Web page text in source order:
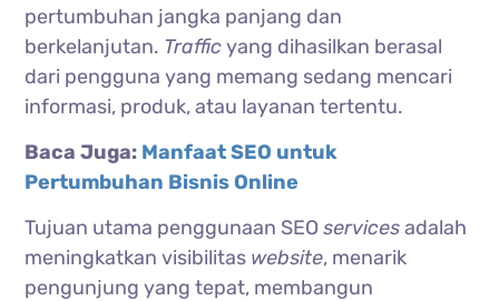
pertumbuhan jangka panjang dan
berkelanjutan. Trafficyang dihasilkan berasal
dari pengguna yang memang sedang mencari
informasi, produk, atau layanan tertentu.
Baca Juga: Manfaat SEO untuk
Pertumbuhan Bisnis Online
Tujuan utama penggunaan SEOservicesadalah
meningkatkan visibilitas website, menarik
pengunjung yang tepat, membangun